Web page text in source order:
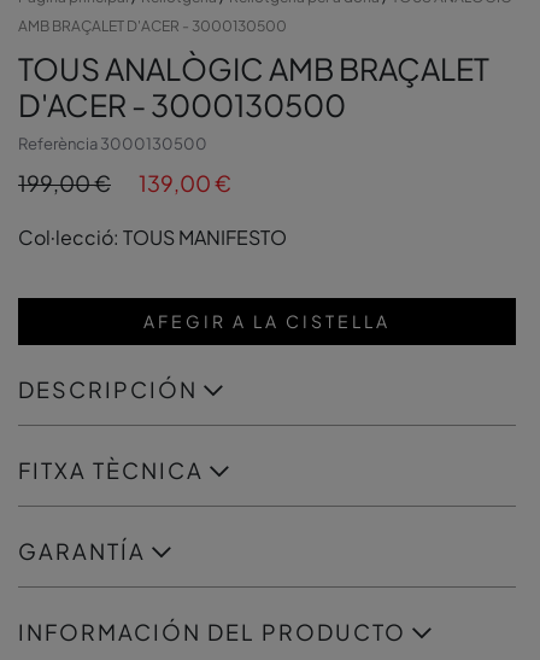
AMB BRAÇALET D'ACER - 3000130500
TOUS ANALÒGIC AMB BRAÇALET
D'ACER - 3000130500
Referència3000130500
199,00 € 139,00 €
Col·lecció: TOUS MANIFESTO
AFEGIR A LA CISTELLA
DESCRIPCIÓN
FITXA TÈCNICA
GARANTÍA
INFORMACIÓN DEL PRODUCTO